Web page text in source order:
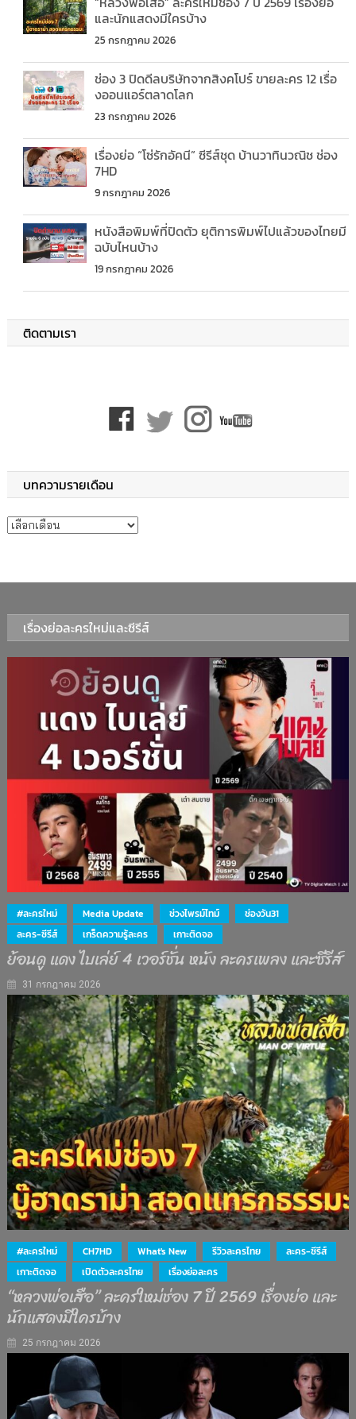
และนักแสดงมีใครบ้าง
25 กรกฎาคม 2026
ช่อง 3 ปิดดีลบริษัทจากสิงคโปร์ ขายละคร 12 เรื่อ
งออนแอร์ตลาดโลก
23 กรกฎาคม 2026
เรื่องย่อ “โซ่รักอัคนี” ซีรีส์ชุด บ้านวาทินวณิช ช่อง
7HD
9 กรกฎาคม 2026
หนังสือพิมพ์ที่ปิดตัว ยุติการพิมพ์ไปแล้วของไทยมี
ฉบับไหนบ้าง
19 กรกฎาคม 2026
ติดตามเรา
บทความรายเดือน
บทความรายเดือน
เรื่องย่อละครใหม่และซีรีส์
#ละครใหม่ Media Update ช่วงไพรม์ไทม์
ช่องวัน31
ละคร-ซีรีส์
เกร็ดความรู้ละคร เกาะติดจอ
ย้อนดู แดง ไบเล่ย์ 4 เวอร์ชั่น หนัง ละครเพลง และซีรีส์
31 กรกฎาคม 2026
#ละครใหม่ CH7HD What's New รีวิวละครไทย
ละคร-ซีรีส์
เกาะติดจอ
เปิดตัวละครไทย เรื่องย่อละคร
“หลวงพ่อเสือ” ละครใหม่ช่อง 7 ปี 2569 เรื่องย่อ และ
นักแสดงมีใครบ้าง
25 กรกฎาคม 2026